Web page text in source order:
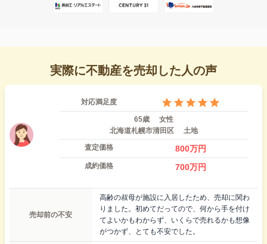
実際に不動産を売却した人の声
対応満足度
65歳
女性
北海道札幌市清田区
土地
査定価格
800万円
成約価格 700万円
売却前の不安
高齢の叔母が施設に入居したため、売却に関わ
りました。初めてだってので、何から手を付け
てよいかもわからず、いくらで売れるかも想像
がつかず、とても不安でした。